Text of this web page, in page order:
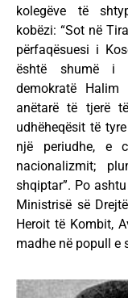
kolegëve të
kobëzi: “Sot në
përfaqësuesi i
është shumë i
demokratë Halim
anëtarë të tjerë
udhëheqësit të
një periudhe, e
nacionalizmit;
shqiptar”. Po
Ministrisë së
Heroit të Kombit,
madhe në popull e